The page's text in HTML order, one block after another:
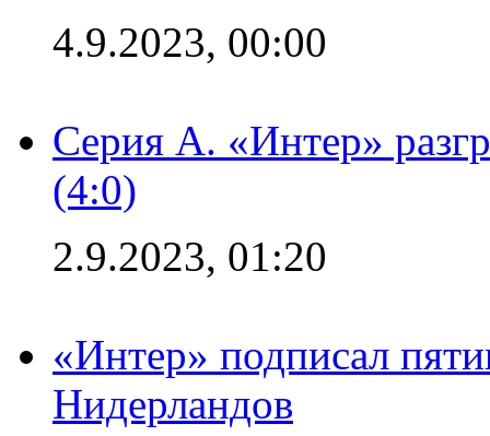
4.9.2023, 00:00
Серия А. «Интер»
(4:0)
2.9.2023, 01:20
«Интер» подписал
Нидерландов